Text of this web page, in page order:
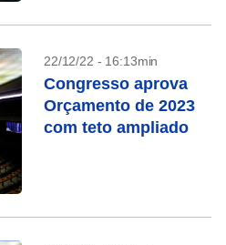
22/12/22 - 16:13min
Congresso aprova
Orçamento de 2023
com teto ampliado